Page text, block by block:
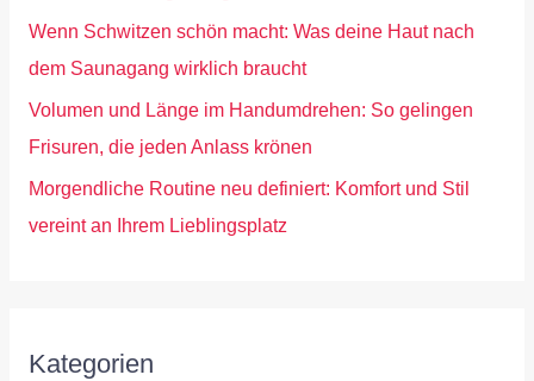
Wenn Schwitzen schön macht: Was deine Haut nach
dem Saunagang wirklich braucht
Volumen und Länge im Handumdrehen: So gelingen
Frisuren, die jeden Anlass krönen
Morgendliche Routine neu definiert: Komfort und Stil
vereint an Ihrem Lieblingsplatz
Kategorien